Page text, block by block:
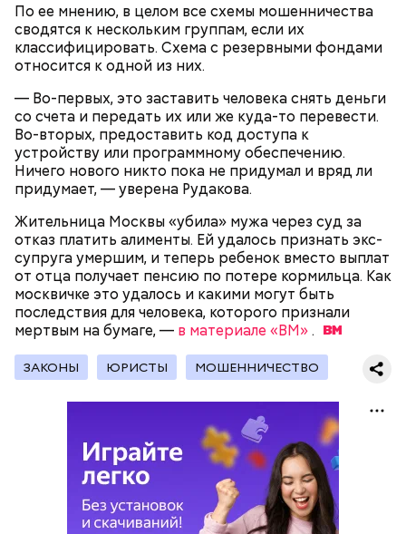
По ее мнению, в целом все схемы мошенничества
сводятся к нескольким группам, если их
классифицировать. Схема с резервными фондами
относится к одной из них.
— Во-первых, это заставить человека снять деньги
со счета и передать их или же куда-то перевести.
Во-вторых, предоставить код доступа к
устройству или программному обеспечению.
Ничего нового никто пока не придумал и вряд ли
придумает, — уверена Рудакова.
Жительница Москвы «убила» мужа через суд за
отказ платить алименты. Ей удалось признать экс-
супруга умершим, и теперь ребенок вместо выплат
от отца получает пенсию по потере кормильца. Как
москвичке это удалось и какими могут быть
последствия для человека, которого признали
мертвым на бумаге, — в материале «ВМ».
ЗАКОНЫ ЮРИСТЫ МОШЕННИЧЕСТВО
Цель Дня «Побалуйте свою собаку» — выразить
своему питомцу любовь и внимание. В этот
праздник можно купить своей собаке какой-
нибудь деликатес, побольше поиграть с ней,
устроить длительную прогулку на природе или
просто почаще обнимать и гладить своего
День попутного ветра
Праздник любви, или Ту бе-Ав, отмечается в
Израиле как местный аналог Дня святого
Валентина. Влюбленные в этот день делают друг
другу сюрпризы, дарят цветы и подарки,
устраивают свидания и признаются в своих
чувствах. Праздник уходит корнями в далекое
прошлое — во времена существования еврейской
традиции, когда девушки надевали белые платья и
водили хороводы в виноградниках, а юноши
искали себе невест.